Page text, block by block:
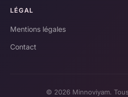
LÉGAL
Mentions légales
Contact
© 2026 Minnoviyam.